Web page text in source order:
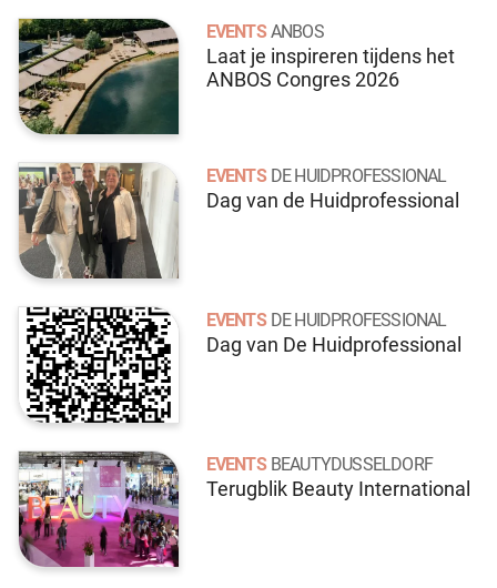
EVENTS ANBOS
Laat je inspireren tijdens het
ANBOS Congres 2026
EVENTS DE HUIDPROFESSIONAL
Dag van de Huidprofessional
EVENTS DE HUIDPROFESSIONAL
Dag van De Huidprofessional
EVENTS BEAUTYDUSSELDORF
Terugblik Beauty International